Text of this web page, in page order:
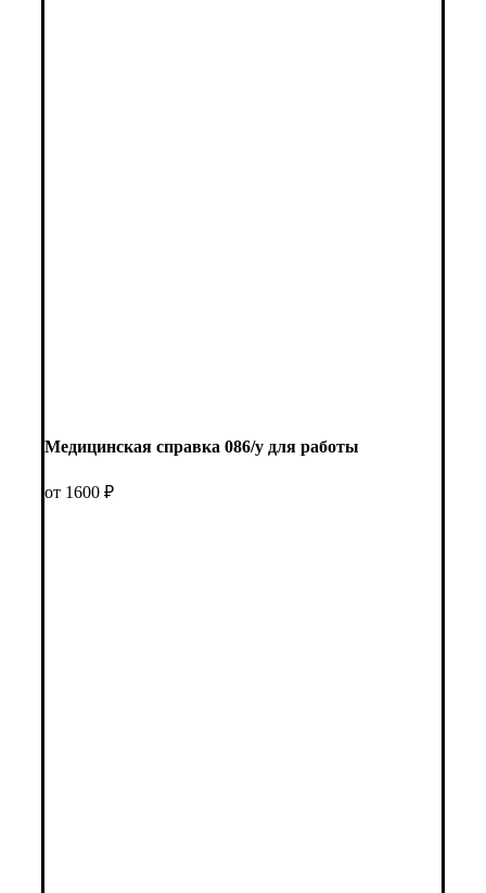
Медицинская справка 086/у для работы
от 1600 ₽